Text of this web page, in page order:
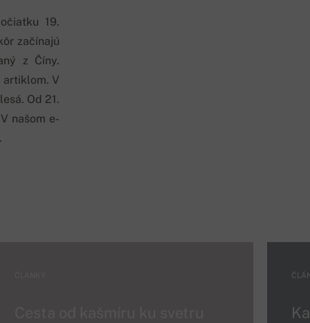
19.
začínajú
z Číny.
artiklom. V
Od 21.
našom e-